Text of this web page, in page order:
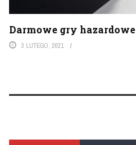
Darmowe gry hazardowe
3 LUTEGO, 2021